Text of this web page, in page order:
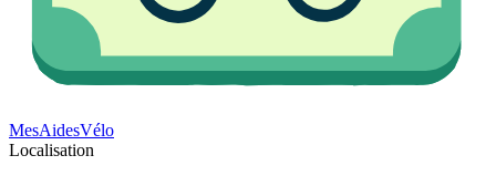
MesAidesVélo
Localisation